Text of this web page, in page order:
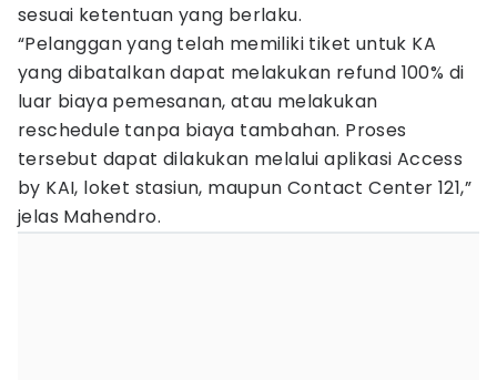
sesuai ketentuan yang berlaku.
“Pelanggan yang telah memiliki tiket untuk KA
yang dibatalkan dapat melakukan refund 100% di
luar biaya pemesanan, atau melakukan
reschedule tanpa biaya tambahan. Proses
tersebut dapat dilakukan melalui aplikasi Access
by KAI, loket stasiun, maupun Contact Center 121,”
jelas Mahendro.